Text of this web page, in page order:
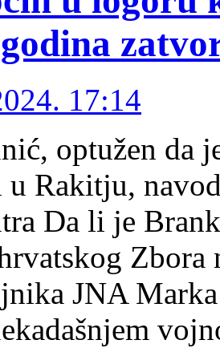
17:14
optužen da
Rakitju,
Da li je
Zbora
JNA